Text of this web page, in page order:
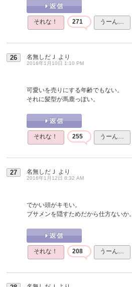
それな！ 271 うーん…
26 名無しだＪ より
2016年1月10日 1:10 PM
可愛いを売りにする年齢でもない。
それに髪型が馬鹿っぽい。
それな！ 255 うーん…
27 名無しだＪ より
2016年1月12日 8:32 AM
でかい頭がキモい。
ブサメンを隠すためだから仕方ないか。
それな！ 208 うーん…